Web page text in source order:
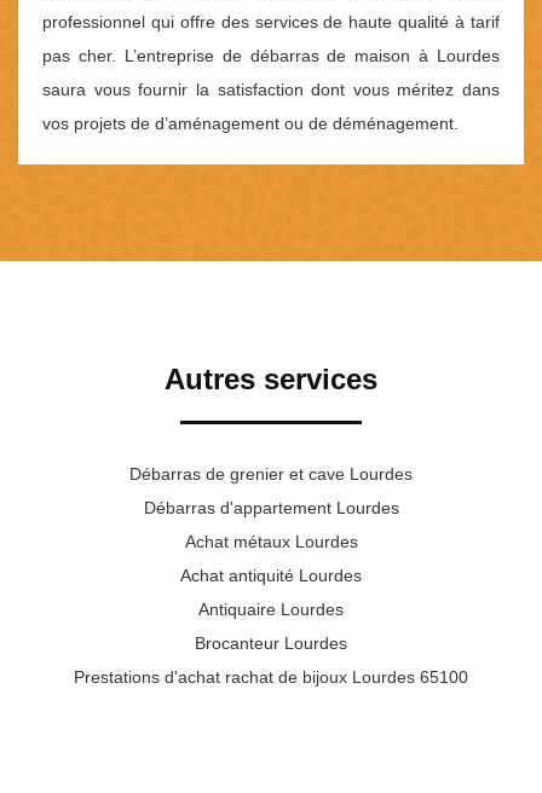
professionnel qui offre des services de haute qualité à tarif
pas cher. L’entreprise de débarras de maison à Lourdes
saura vous fournir la satisfaction dont vous méritez dans
vos projets de d’aménagement ou de déménagement.
Autres services
Débarras de grenier et cave Lourdes
Débarras d'appartement Lourdes
Achat métaux Lourdes
Achat antiquité Lourdes
Antiquaire Lourdes
Brocanteur Lourdes
Prestations d'achat rachat de bijoux Lourdes 65100